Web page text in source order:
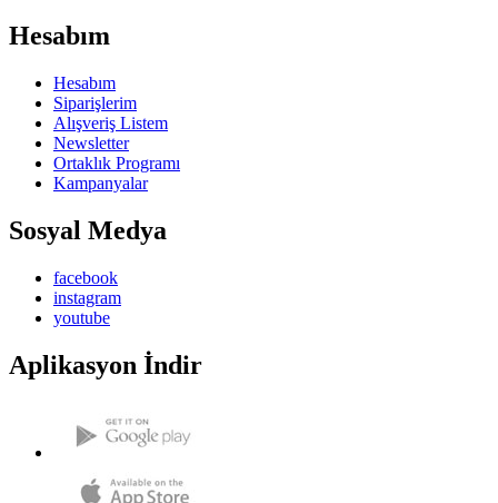
Hesabım
Hesabım
Siparişlerim
Alışveriş Listem
Newsletter
Ortaklık Programı
Kampanyalar
Sosyal Medya
facebook
instagram
youtube
Aplikasyon İndir